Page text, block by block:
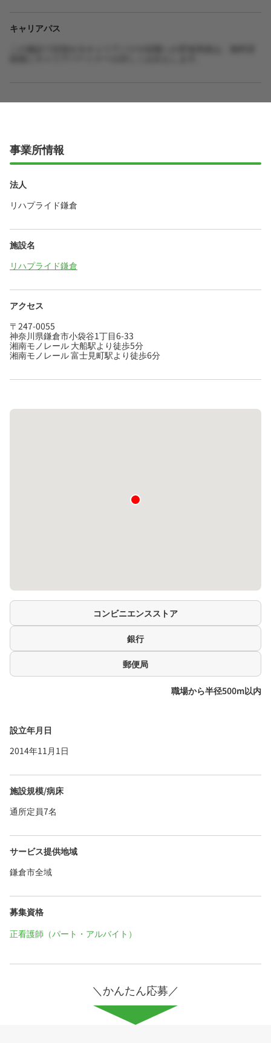
キャリアパス
事業所情報
法人
リハプライド鎌倉
施設名
リハプライド鎌倉
アクセス
〒247-0055
神奈川県鎌倉市小袋谷1丁目6-33
湘南モノレール 大船駅より徒歩5分
湘南モノレール 富士見町駅より徒歩6分
コンビニエンスストア
銀行
郵便局
職場から半径500m以内
設立年月日
2014年11月1日
施設規模/病床
通所定員7名
サービス提供地域
鎌倉市全域
募集資格
正看護師（パート・アルバイト）
＼かんたん応募／